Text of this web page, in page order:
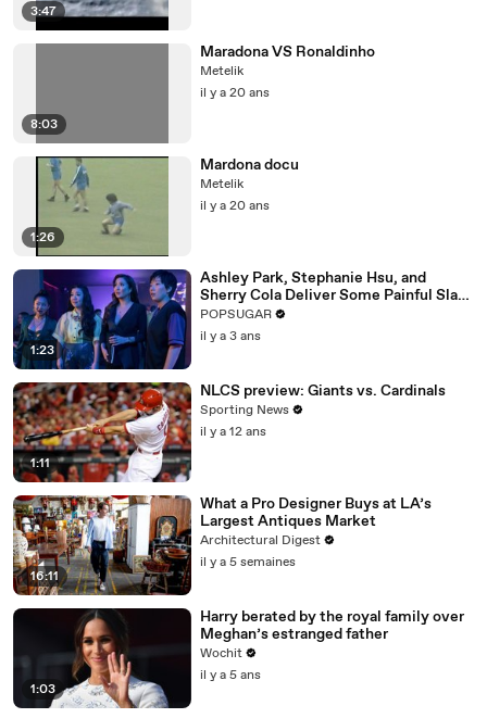
3:47
8:03
Maradona VS Ronaldinho
Metelik
il y a 20 ans
1:26
Mardona docu
Metelik
il y a 20 ans
1:23
Ashley Park, Stephanie Hsu, and
Sherry Cola Deliver Some Painful Slaps
in Hilarious "Joy Ride" Clip
POPSUGAR
il y a 3 ans
1:11
NLCS preview: Giants vs. Cardinals
Sporting News
il y a 12 ans
16:11
What a Pro Designer Buys at LA’s
Largest Antiques Market
Architectural Digest
il y a 5 semaines
1:03
Harry berated by the royal family over
Meghan’s estranged father
Wochit
il y a 5 ans